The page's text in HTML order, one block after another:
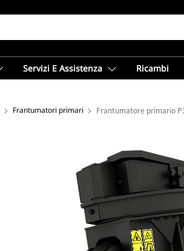
Servizi E Assistenza Ricambi
Frantumatori primari Frantumatore primario